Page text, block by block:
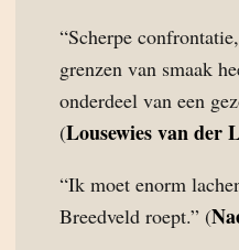
“Scherpe
grenzen van smaak
onderdeel van een
(Lousewies van der
“Ik moet enorm
Breedveld roept.” (